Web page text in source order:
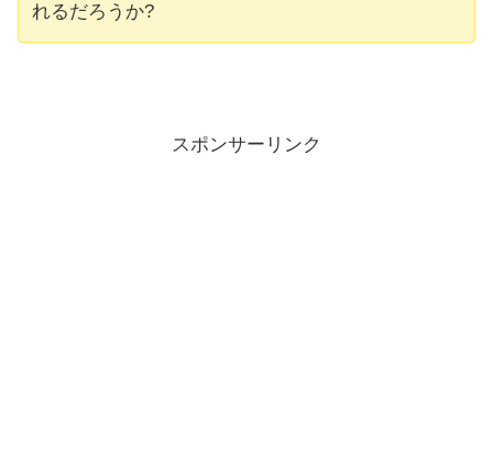
れるだろうか?
スポンサーリンク